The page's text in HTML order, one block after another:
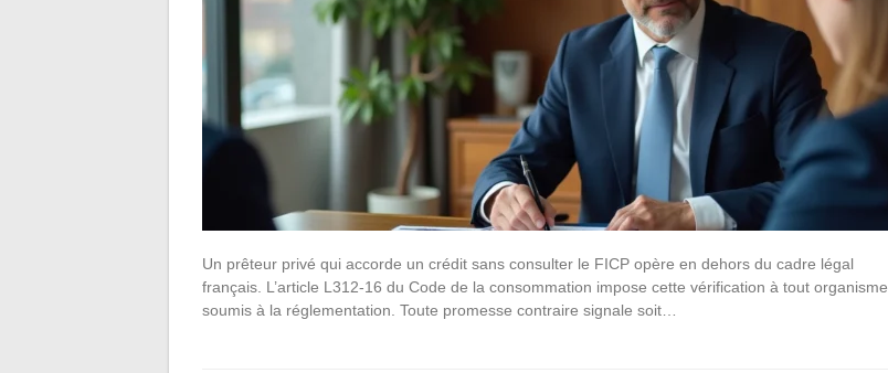
Un prêteur privé qui accorde un crédit sans consulter le FICP opère en dehors du cadre légal
français. L’article L312-16 du Code de la consommation impose cette vérification à tout organisme
soumis à la réglementation. Toute promesse contraire signale soit…